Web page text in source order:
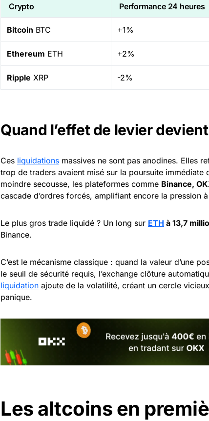
Crypto Performance 24 heures
Bitcoin BTC +1%
Ethereum ETH +2%
Ripple XRP -2%
Quand l’effet de levier
Ces liquidations massives ne sont pas anodines. Elles
trop de traders avaient misé sur la poursuite immédiate
moindre secousse, les plateformes comme Binance,
cascade d’ordres forcés, amplifiant encore la pression
Le plus gros trade liquidé ? Un long sur ETH à 13,7
Binance.
C’est le mécanisme classique : quand la valeur d’une
le seuil de sécurité requis, l’exchange clôture
liquidation ajoute de la volatilité, créant un cercle
panique.
Les altcoins en